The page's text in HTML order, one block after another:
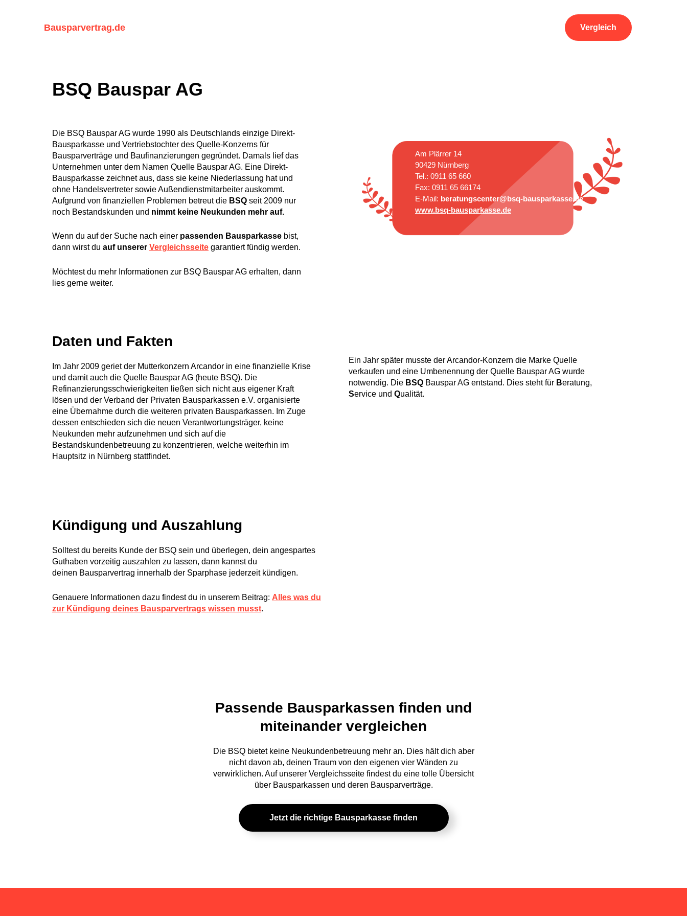
Bausparvertrag.de Vergleich
BSQ Bauspar AG
Die BSQ Bauspar AG wurde 1990 als Deutschlands einzige Direkt-
Bausparkasse und Vertriebstochter des Quelle-Konzerns für
Bausparverträge und Baufinanzierungen gegründet. Damals lief das
Unternehmen unter dem Namen Quelle Bauspar AG. Eine Direkt-
Bausparkasse zeichnet aus, dass sie keine Niederlassung hat und
ohne Handelsvertreter sowie Außendienstmitarbeiter auskommt.
Aufgrund von finanziellen Problemen betreut die BSQ seit 2009 nur
noch Bestandskunden und nimmt keine Neukunden mehr auf.
Wenn du auf der Suche nach einer passenden Bausparkasse bist,
dann wirst du auf unserer Vergleichsseite garantiert fündig werden.
Möchtest du mehr Informationen zur BSQ Bauspar AG erhalten, dann
lies gerne weiter.
Am Plärrer 14
90429 Nürnberg
Tel.: 0911 65 660
Fax: 0911 65 66174
E-Mail: beratungscenter‎@‎bsq-bausparkasse.de
www.bsq-bausparkasse.de
Daten und Fakten
Im Jahr 2009 geriet der Mutterkonzern Arcandor in eine finanzielle Krise
und damit auch die Quelle Bauspar AG (heute BSQ). Die
Refinanzierungsschwierigkeiten ließen sich nicht aus eigener Kraft
lösen und der Verband der Privaten Bausparkassen e.V. organisierte
eine Übernahme durch die weiteren privaten Bausparkassen. Im Zuge
dessen entschieden sich die neuen Verantwortungsträger, keine
Neukunden mehr aufzunehmen und sich auf die
Bestandskundenbetreuung zu konzentrieren, welche weiterhin im
Hauptsitz in Nürnberg stattfindet.
Ein Jahr später musste der Arcandor-Konzern die Marke Quelle
verkaufen und eine Umbenennung der Quelle Bauspar AG wurde
notwendig. Die BSQ Bauspar AG entstand. Dies steht für Beratung,
Service und Qualität.
Kündigung und Auszahlung
Solltest du bereits Kunde der BSQ sein und überlegen, dein angespartes
Guthaben vorzeitig auszahlen zu lassen, dann kannst du
deinen Bausparvertrag innerhalb der Sparphase jederzeit kündigen.
Genauere Informationen dazu findest du in unserem Beitrag: Alles was du
zur Kündigung deines Bausparvertrags wissen musst.
Passende Bausparkassen finden und
miteinander vergleichen
Die BSQ bietet keine Neukundenbetreuung mehr an. Dies hält dich aber
nicht davon ab, deinen Traum von den eigenen vier Wänden zu
verwirklichen. Auf unserer Vergleichsseite findest du eine tolle Übersicht
über Bausparkassen und deren Bausparverträge.
Jetzt die richtige Bausparkasse finden